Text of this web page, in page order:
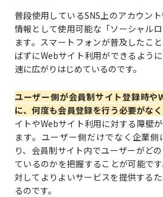
普段使用しているSNS上のアカウン
情報として使用可能な「ソーシャル
ます。スマートフォンが普及したこ
ばずにWebサイト利用ができるよう
速に広がりはじめているのです。
ユーザー側が会員制サイト登録時
に、何度も会員登録を行う必要がな
イトやWebサイト利用に対する障壁
ます。ユーザー側だけでなく企業
り、会員制サイト内でユーザーがど
ているのかを把握することが可能で
対してよりよいサービスを提供する
るのです。